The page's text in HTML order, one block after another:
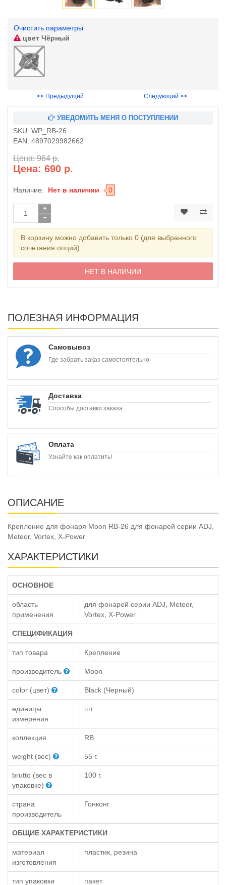
Очистить параметры
цвет Чёрный
<< Предыдущий Следующий >>
УВЕДОМИТЬ МЕНЯ О ПОСТУПЛЕНИИ
SKU: WP_RB-26
EAN: 4897029982662
Цена: 964 р.
Цена: 690 р.
Наличие: Нет в наличии 0
В корзину можно добавить только 0 (для выбранного
сочетания опций)
НЕТ В НАЛИЧИИ
ПОЛЕЗНАЯ ИНФОРМАЦИЯ
Самовывоз
Где забрать заказ самостоятельно
Доставка
Способы доставки заказа
Оплата
Узнайте как оплатить!
ОПИСАНИЕ
Крепление для фонаря Moon RB-26 для фонарей серии ADJ,
Meteor, Vortex, X-Power
ХАРАКТЕРИСТИКИ
ОСНОВНОЕ
область
применения
для фонарей серии ADJ, Meteor,
Vortex, X-Power
СПЕЦИФИКАЦИЯ
тип товара Крепление
производитель Moon
color (цвет) Black (Черный)
единицы
измерения
шт.
коллекция RB
weight (вес) 55 г.
brutto (вес в
упаковке)
100 г.
страна
производитель
Гонконг
ОБЩИЕ ХАРАКТЕРИСТИКИ
материал
изготовления
пластик, резина
тип упаковки пакет